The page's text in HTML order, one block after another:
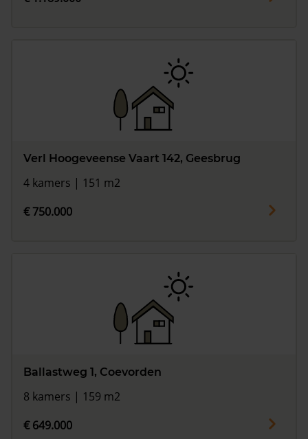
Verl Hoogeveense Vaart 142, Geesbrug
4 kamers | 151 m2
€ 750.000
Ballastweg 1, Coevorden
8 kamers | 159 m2
€ 649.000